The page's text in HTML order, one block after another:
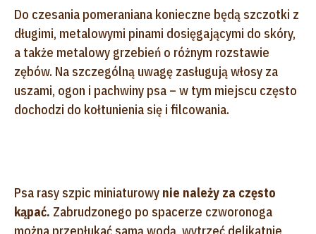
Do czesania pomeraniana konieczne będą szczotki z
długimi, metalowymi pinami dosięgającymi do skóry,
a także metalowy grzebień o różnym rozstawie
zębów. Na szczególną uwagę zasługują włosy za
uszami, ogon i pachwiny psa – w tym miejscu często
dochodzi do kołtunienia się i filcowania.
Psa rasy szpic miniaturowy nie należy za często
kąpać. Zabrudzonego po spacerze czworonoga
można przepłukać samą wodą, wytrzeć delikatnie